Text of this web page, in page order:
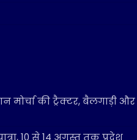
मोर्चा की ट्रैक्टर, बैलगाड़ी और
10 से 14 अगस्त तक प्रदेश